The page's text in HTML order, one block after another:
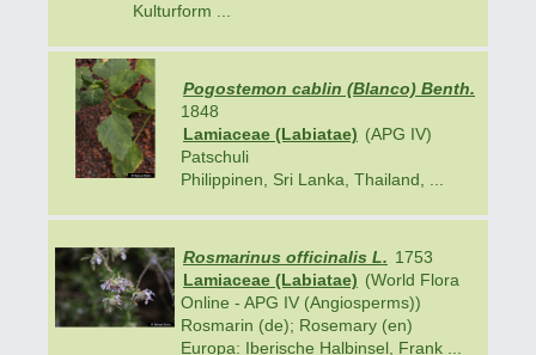
Kulturform ...
Pogostemon cablin (Blanco) Benth.
1848
Lamiaceae (Labiatae) (APG IV)
Patschuli
Philippinen, Sri Lanka, Thailand, ...
Rosmarinus officinalis L. 1753
Lamiaceae (Labiatae) (World Flora
Online - APG IV (Angiosperms))
Rosmarin (de); Rosemary (en)
Europa: Iberische Halbinsel, Frank ...